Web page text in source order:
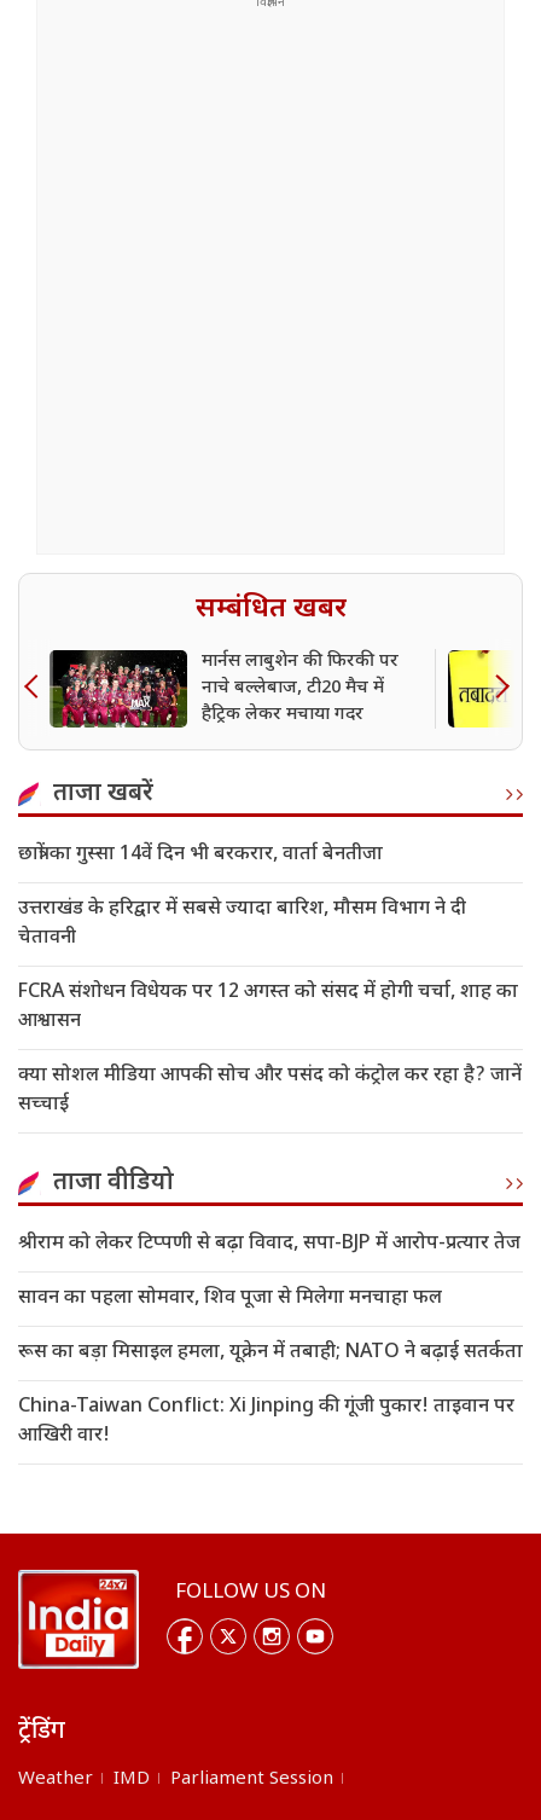
सम्बंधित खबर
मार्नस लाबुशेन की फिरकी पर
नाचे बल्लेबाज, टी20 मैच में
हैट्रिक लेकर मचाया गदर
ताजा खबरें
छात्रों का गुस्सा 14वें दिन भी बरकरार, वार्ता बेनतीजा
उत्तराखंड के हरिद्वार में सबसे ज्यादा बारिश, मौसम विभाग ने दी
चेतावनी
FCRA संशोधन विधेयक पर 12 अगस्त को संसद में होगी चर्चा, शाह का
आश्वासन
क्या सोशल मीडिया आपकी सोच और पसंद को कंट्रोल कर रहा है? जानें
सच्चाई
ताजा वीडियो
श्रीराम को लेकर टिप्पणी से बढ़ा विवाद, सपा-BJP में आरोप-प्रत्यार तेज
सावन का पहला सोमवार, शिव पूजा से मिलेगा मनचाहा फल
रूस का बड़ा मिसाइल हमला, यूक्रेन में तबाही; NATO ने बढ़ाई सतर्कता
China-Taiwan Conflict: Xi Jinping की गूंजी पुकार! ताइवान पर
आखिरी वार!
FOLLOW US ON
ट्रेंडिंग
Weather IMD Parliament Session